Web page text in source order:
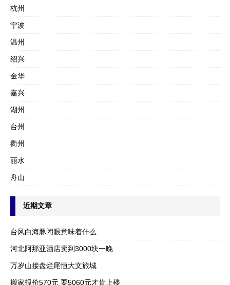
杭州
宁波
温州
绍兴
金华
嘉兴
湖州
台州
衢州
丽水
舟山
近期文章
台风白海豚闭眼意味着什么
河北阿那亚酒店卖到3000块一晚
万岁山接盘烂尾恒大文旅城
搬家报价570元 要5060元才肯上楼